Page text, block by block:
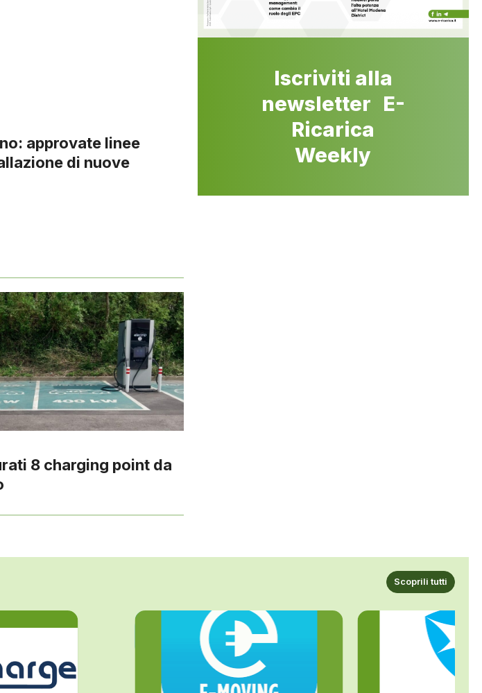
approvate linee
di nuove
8 charging point da
Iscriviti alla
newsletter E-
Ricarica
Weekly
Scoprili tutti